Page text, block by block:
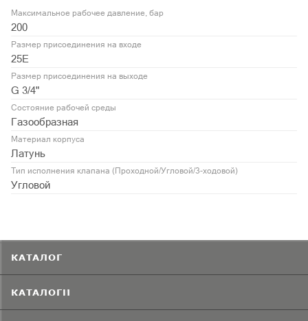
Максимальное рабочее давление, бар
200
Размер присоединения на входе
25E
Размер присоединения на выходе
G 3/4"
Состояние рабочей среды
Газообразная
Материал корпуса
Латунь
Тип исполнения клапана (Проходной/Угловой/3-ходовой)
Угловой
КАТАЛОГ
КАТАЛОГИ